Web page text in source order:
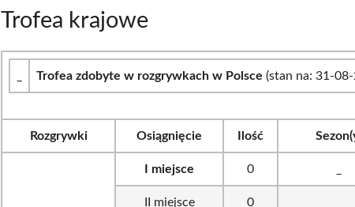
Trofea krajowe
Trofea zdobyte w rozgrywkach w Polsce (stan na: 31-
Rozgrywki Osiągnięcie Ilość
I miejsce 0
II miejsce 0